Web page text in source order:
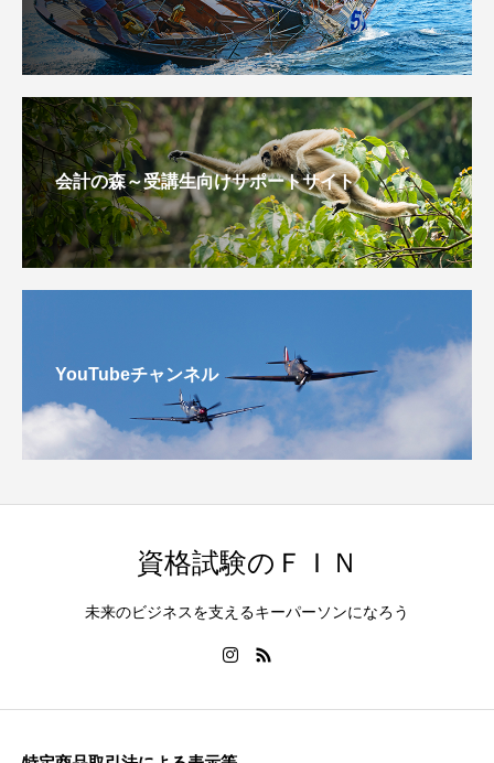
会計の森～受講生向けサポートサイト
YouTubeチャンネル
資格試験のＦＩＮ
未来のビジネスを支えるキーパーソンになろう